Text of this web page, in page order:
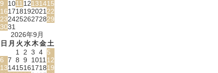
9 1011 12131415
161718192021 22
23242526272829
3031
2026年9月
日 月 火水木金土
1
2 3 4 5
6 7 8 9 1011 12
13141516171819